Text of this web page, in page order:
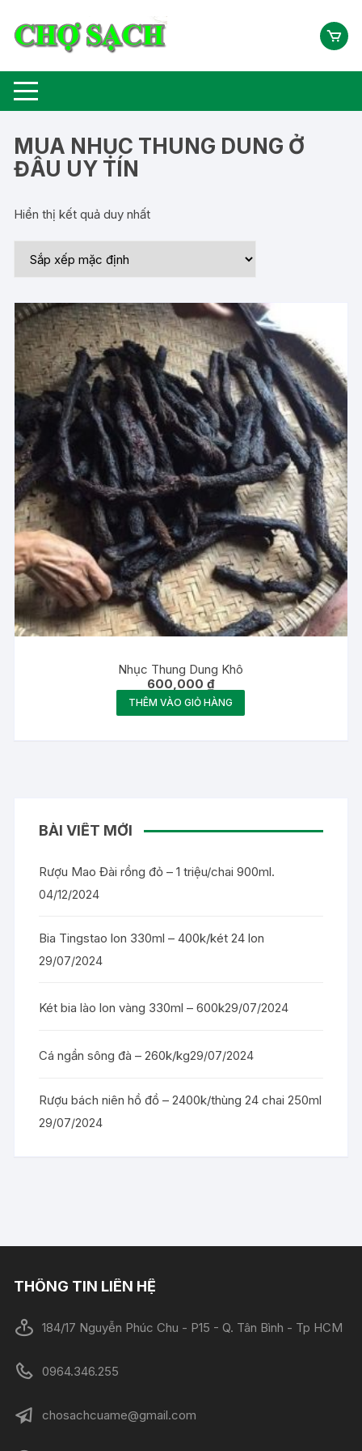
MUA NHỤC THUNG DUNG Ở
ĐÂU UY TÍN
Hiển thị kết quả duy nhất
Nhục Thung Dung Khô
600,000₫
THÊM VÀO GIỎ HÀNG
BÀI VIẾT MỚI
Rượu Mao Đài rồng đỏ – 1 triệu/chai 900ml.
04/12/2024
Bia Tingstao lon 330ml – 400k/két 24 lon
29/07/2024
Két bia lào lon vàng 330ml – 600k29/07/2024
Cá ngần sông đà – 260k/kg29/07/2024
Rượu bách niên hồ đồ – 2400k/thùng 24 chai 250ml
29/07/2024
THÔNG TIN LIÊN HỆ
184/17 Nguyễn Phúc Chu - P15 - Q. Tân Bình - Tp HCM
0964.346.255
chosachcuame@gmail.com